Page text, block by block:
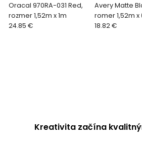
Oracal 970RA-031 Red,
rozmer 1,52m x 1m
24.85 €
Avery Matte
romer 1,52m x
18.82 €
Kreativita začína